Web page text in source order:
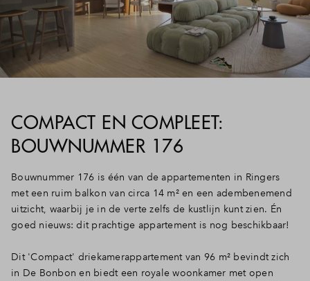
COMPACT EN COMPLEET:
BOUWNUMMER 176
Bouwnummer 176 is één van de appartementen in Ringers
met een ruim balkon van circa 14 m² en een adembenemend
uitzicht, waarbij je in de verte zelfs de kustlijn kunt zien. Én
goed nieuws: dit prachtige appartement is nog beschikbaar!
Dit 'Compact' driekamerappartement van 96 m² bevindt zich
in De Bonbon en biedt een royale woonkamer met open